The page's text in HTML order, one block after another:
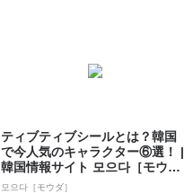
ティブティブシールとは？韓国
で今人気のキャラクター⑥選！ |
韓国情報サイト 모으다［モウ
ダ］
모으다［モウダ］